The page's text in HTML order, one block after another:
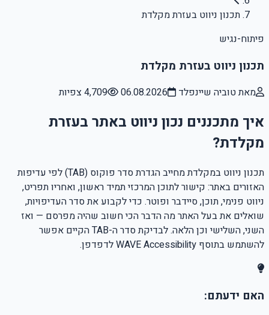
תכנון ניווט בעזרת מקלדת
פיתוח-נגיש
תכנון ניווט בעזרת מקלדת
מאת טוביה שיינפלד 06.08.2026 4,709 צפיות
איך מתכננים נכון ניווט באתר בעזרת
מקלדת?
תכנון ניווט במקלדת מחייב הגדרת סדר פוקוס (TAB) לפי עדיפות
האזורים באתר: קישור לתוכן המרכזי תמיד ראשון, ואחריו תפריט,
ניווט פנימי, תוכן, סיידבר ופוטר. כדי לקבוע את סדר העדיפויות,
שואלים את בעל האתר מה הדבר הכי חשוב שהיה מפרסם — ואז
השני, השלישי וכן הלאה. לבדיקת סדר ה-TAB הקיים אפשר
להשתמש בתוסף WAVE Accessibility לדפדפן.
האם ידעתם: